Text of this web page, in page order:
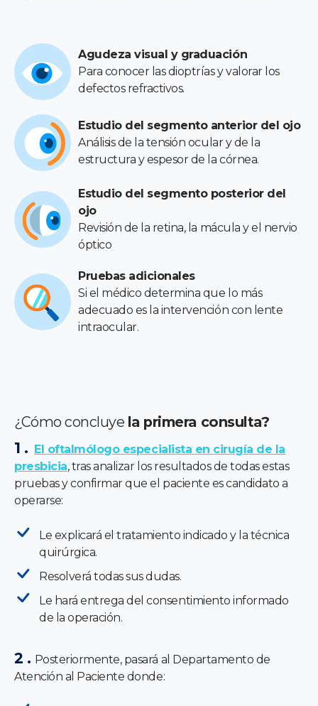
Agudeza visual y graduación
Para conocer las dioptrías y valorar los
defectos refractivos.
Estudio del segmento anterior del ojo
Análisis de la tensión ocular y de la
estructura y espesor de la córnea.
Estudio del segmento posterior del
ojo
Revisión de la retina, la mácula y el nervio
óptico
Pruebas adicionales
Si el médico determina que lo más
adecuado es la intervención con lente
intraocular.
¿Cómo concluye la primera consulta?
El oftalmólogo especialista en cirugía de la
presbicia, tras analizar los resultados de todas estas
pruebas y confirmar que el paciente es candidato a
operarse:
Le explicará el tratamiento indicado y la técnica
quirúrgica.
Resolverá todas sus dudas.
Le hará entrega del consentimiento informado
de la operación.
Posteriormente, pasará al Departamento de
Atención al Paciente donde: